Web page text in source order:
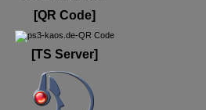
[QR Code]
[TS Server]